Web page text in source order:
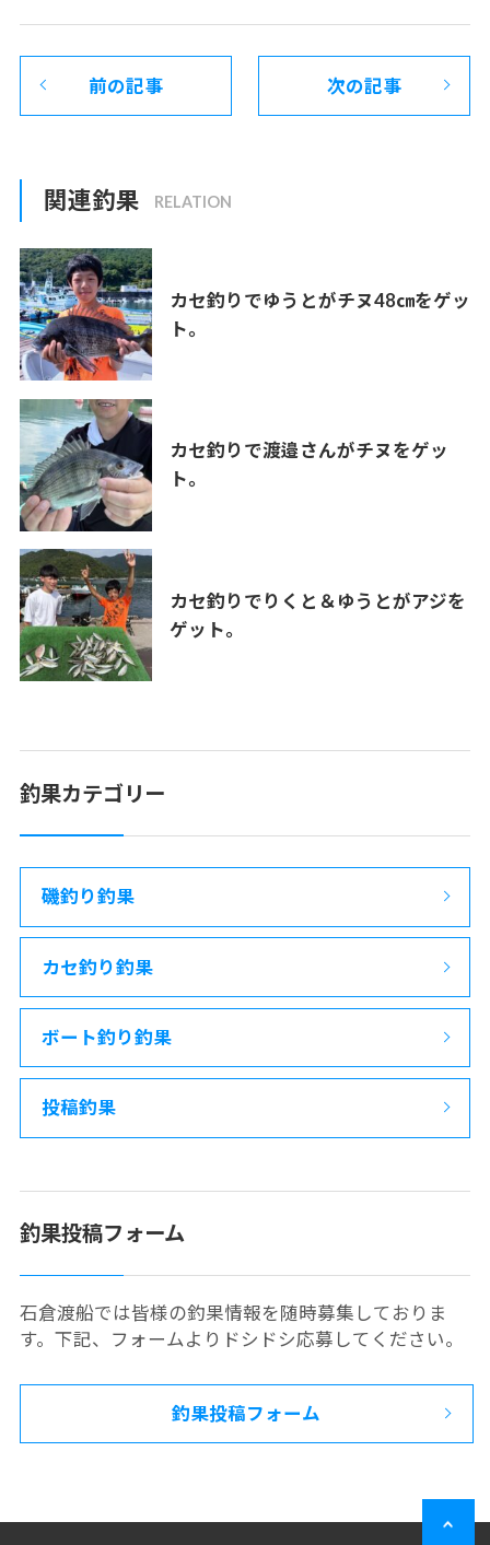
前の記事 次の記事
関連釣果
カセ釣りでゆうとがチヌ48㎝をゲッ
ト。
カセ釣りで渡邉さんがチヌをゲッ
ト。
カセ釣りでりくと＆ゆうとがアジを
ゲット。
釣果カテゴリー
磯釣り釣果
カセ釣り釣果
ボート釣り釣果
投稿釣果
釣果投稿フォーム
石倉渡船では皆様の釣果情報を随時募集しておりま
す。下記、フォームよりドシドシ応募してください。
釣果投稿フォーム